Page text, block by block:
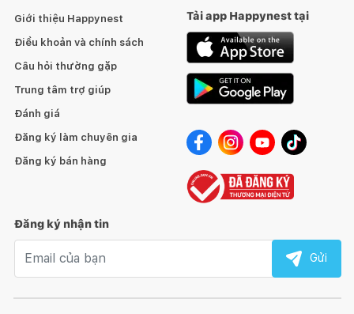
Giới thiệu Happynest
Điều khoản và chính sách
Câu hỏi thường gặp
Trung tâm trợ giúp
Đánh giá
Đăng ký làm chuyên gia
Đăng ký bán hàng
Tải app Happynest tại
Đăng ký nhận tin
Gửi